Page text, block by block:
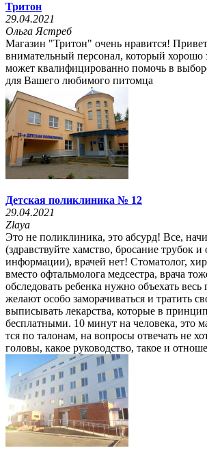
Тритон
29.04.2021
Ольга Ястреб
Магазин "Тритон" очень нравится!
внимательный персонал, который хорошо
может квалифицированно помочь в
для Вашего любимого питомца
Детская поликлиника № 12
29.04.2021
Zlaya
Это не поликлиника, это абсурд! Все,
(здравствуйте хамство, бросание трубок и
информации), врачей нет! Стоматолог,
вместо офтальмолога медсестра, врача
обследовать ребенка нужно объехать
желают особо заморачиваться и тратить
выписывать лекарства, которые в
бесплатными. 10 минут на человека, это
тся по талонам, на вопросы отвечать не
головы, какое руководство, такое и